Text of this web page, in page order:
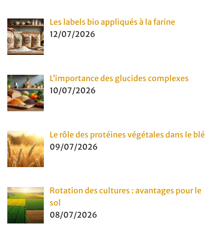
Les labels bio appliqués à la farine
12/07/2026
L’importance des glucides complexes
10/07/2026
Le rôle des protéines végétales dans le blé
09/07/2026
Rotation des cultures : avantages pour le
sol
08/07/2026